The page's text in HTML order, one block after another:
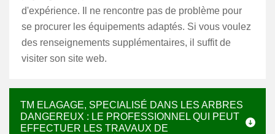
d'expérience. Il ne rencontre pas de problème pour
se procurer les équipements adaptés. Si vous voulez
des renseignements supplémentaires, il suffit de
visiter son site web.
TM ELAGAGE, SPECIALISÉ DANS LES ARBRES
DANGEREUX : LE PROFESSIONNEL QUI PEUT
EFFECTUER LES TRAVAUX DE